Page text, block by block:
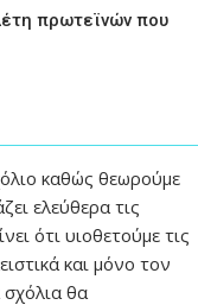
πρωτεϊνών που
καθώς θεωρούμε
ελεύθερα τις
ότι υιοθετούμε τις
και μόνο τον
θα